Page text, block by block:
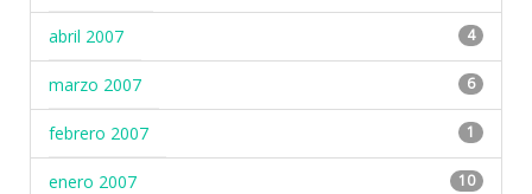
abril 2007 4
marzo 2007 6
febrero 2007 1
enero 2007 10